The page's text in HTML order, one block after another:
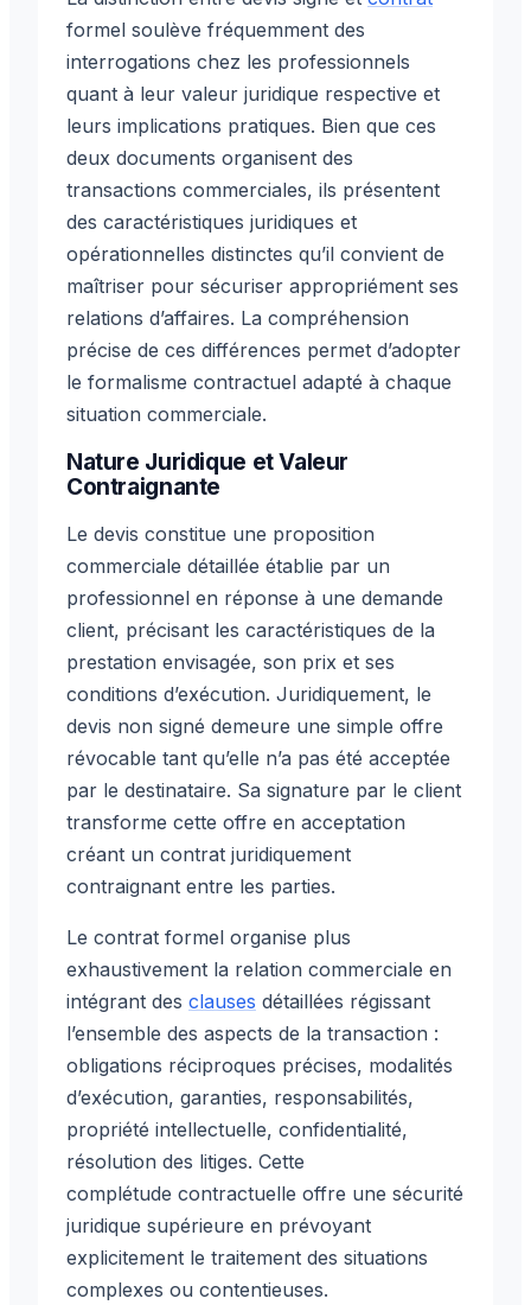
formel soulève fréquemment des
interrogations chez les professionnels
quant à leur valeur juridique respective et
leurs implications pratiques. Bien que ces
deux documents organisent des
transactions commerciales, ils présentent
des caractéristiques juridiques et
opérationnelles distinctes qu’il convient de
maîtriser pour sécuriser appropriément ses
relations d’affaires. La compréhension
précise de ces différences permet d’adopter
le formalisme contractuel adapté à chaque
situation commerciale.
Nature Juridique et Valeur
Contraignante
Le devis constitue une proposition
commerciale détaillée établie par un
professionnel en réponse à une demande
client, précisant les caractéristiques de la
prestation envisagée, son prix et ses
conditions d’exécution. Juridiquement, le
devis non signé demeure une simple offre
révocable tant qu’elle n’a pas été acceptée
par le destinataire. Sa signature par le client
transforme cette offre en acceptation
créant un contrat juridiquement
contraignant entre les parties.
Le contrat formel organise plus
exhaustivement la relation commerciale en
intégrant des clauses détaillées régissant
l’ensemble des aspects de la transaction :
obligations réciproques précises, modalités
d’exécution, garanties, responsabilités,
propriété intellectuelle, confidentialité,
résolution des litiges. Cette
complétude contractuelle offre une sécurité
juridique supérieure en prévoyant
explicitement le traitement des situations
complexes ou contentieuses.